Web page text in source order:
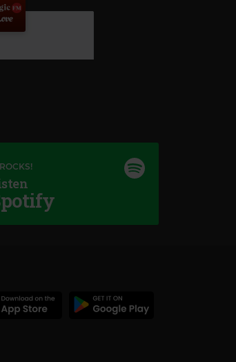
Love